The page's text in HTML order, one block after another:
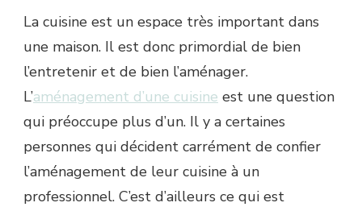
La cuisine est un espace très important dans
une maison. Il est donc primordial de bien
l’entretenir et de bien l’aménager.
L’aménagement d’une cuisine est une question
qui préoccupe plus d’un. Il y a certaines
personnes qui décident carrément de confier
l’aménagement de leur cuisine à un
professionnel. C’est d’ailleurs ce qui est